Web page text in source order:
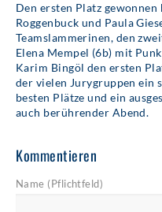
Den ersten Platz
Roggenbuck und Paula
Teamslammerinen, den
Elena Mempel (6b) mit
Karim Bingöl den ersten
der vielen Jurygruppen ein
besten Plätze und ein
auch berührender Abend.
Kommentieren
Name (Pflichtfeld)